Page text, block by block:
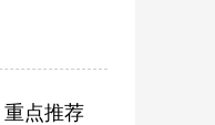
点推荐